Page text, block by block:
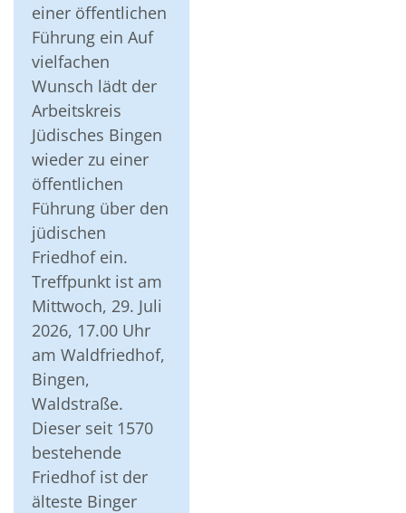
einer öffentlichen
Führung ein Auf
vielfachen
Wunsch lädt der
Arbeitskreis
Jüdisches Bingen
wieder zu einer
öffentlichen
Führung über den
jüdischen
Friedhof ein.
Treffpunkt ist am
Mittwoch, 29. Juli
2026, 17.00 Uhr
am Waldfriedhof,
Bingen,
Waldstraße.
Dieser seit 1570
bestehende
Friedhof ist der
älteste Binger